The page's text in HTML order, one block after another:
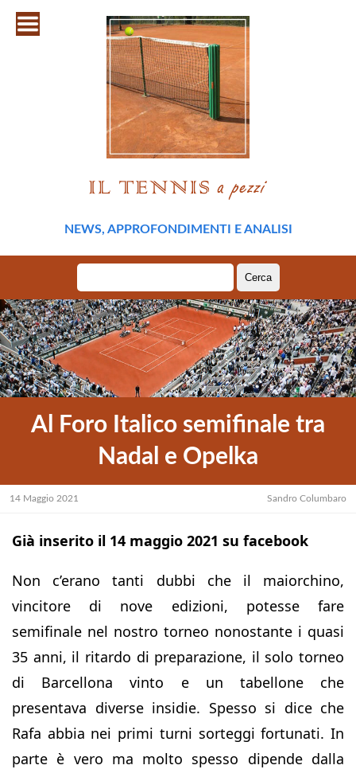
NEWS, APPROFONDIMENTI E ANALISI
per:
Al Foro Italico semifinale tra
Nadal e Opelka
14 Maggio 2021 Sandro Columbaro
Già inserito il 14 maggio 2021 su facebook
Non c’erano tanti dubbi che il maiorchino,
vincitore di nove edizioni, potesse fare
semifinale nel nostro torneo nonostante i quasi
35 anni, il ritardo di preparazione, il solo torneo
di Barcellona vinto e un tabellone che
presentava diverse insidie. Spesso si dice che
Rafa abbia nei primi turni sorteggi fortunati. In
parte è vero ma molto spesso dipende dalla